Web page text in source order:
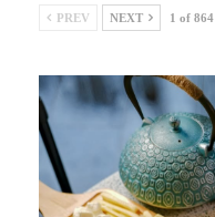
PREV NEXT 1 of 864